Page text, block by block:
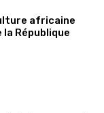
africaine
République